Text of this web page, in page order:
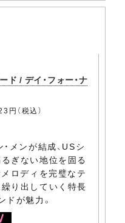
ド / デイ・フォー・ナ
（税込）
メンが結成、USシ
ぎない地位を固る
ロディを完璧なテ
り出していく特長
ドが魅力。